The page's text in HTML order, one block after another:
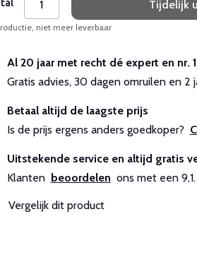
Tijdelijk
niet meer leverbaar
Al 20 jaar met recht dé expert en nr.
Gratis advies, 30 dagen omruilen en 2
Betaal altijd de laagste prijs
Is de prijs ergens anders goedkoper?
Uitstekende service en altijd gratis
Klanten beoordelen ons met een 9,1.
Vergelijk dit product